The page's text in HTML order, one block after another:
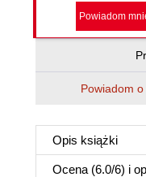
Powiadom
Powiadom
Opis książki
Ocena (6.0/6) i